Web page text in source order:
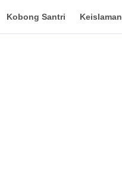
Kobong Santri Keislaman